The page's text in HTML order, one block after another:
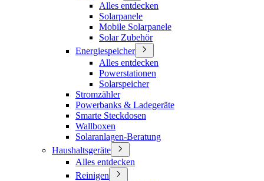
Alles entdecken
Solarpanele
Mobile Solarpanele
Solar Zubehör
Energiespeicher
Alles entdecken
Powerstationen
Solarspeicher
Stromzähler
Powerbanks & Ladegeräte
Smarte Steckdosen
Wallboxen
Solaranlagen-Beratung
Haushaltsgeräte
Alles entdecken
Reinigen